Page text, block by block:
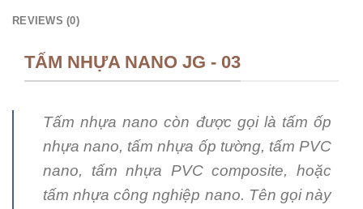
REVIEWS (0)
TẤM NHỰA NANO JG - 03
Tấm nhựa nano còn được gọi là tấm ốp
nhựa nano, tấm nhựa ốp tường, tấm PVC
nano, tấm nhựa PVC composite, hoặc
tấm nhựa công nghiệp nano. Tên gọi này